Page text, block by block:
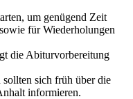
um genügend Zeit
für Wiederholungen
die Abiturvorbereitung
sich früh über die
informieren.